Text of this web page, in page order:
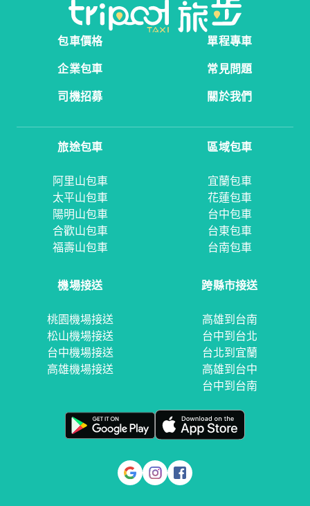
包車價格
單程專車
企業包車
常見問題
司機招募
關於我們
旅途包車
阿里山包車
太平山包車
陽明山包車
合歡山包車
福壽山包車
區域包車
宜蘭包車
花蓮包車
台中包車
台東包車
台南包車
機場接送
桃園機場接送
松山機場接送
台中機場接送
高雄機場接送
跨縣市接送
高雄到台南
台中到台北
台北到宜蘭
高雄到台中
台中到台南